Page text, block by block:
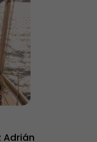
Adrián